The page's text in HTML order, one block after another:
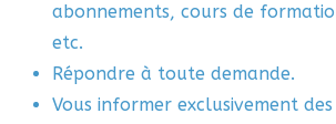
abonnements, cours de
etc.
Répondre à toute demande.
Vous informer exclusivement